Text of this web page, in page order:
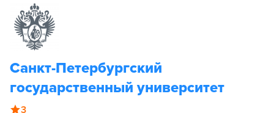
Санкт-Петербургский
государственный университет
3